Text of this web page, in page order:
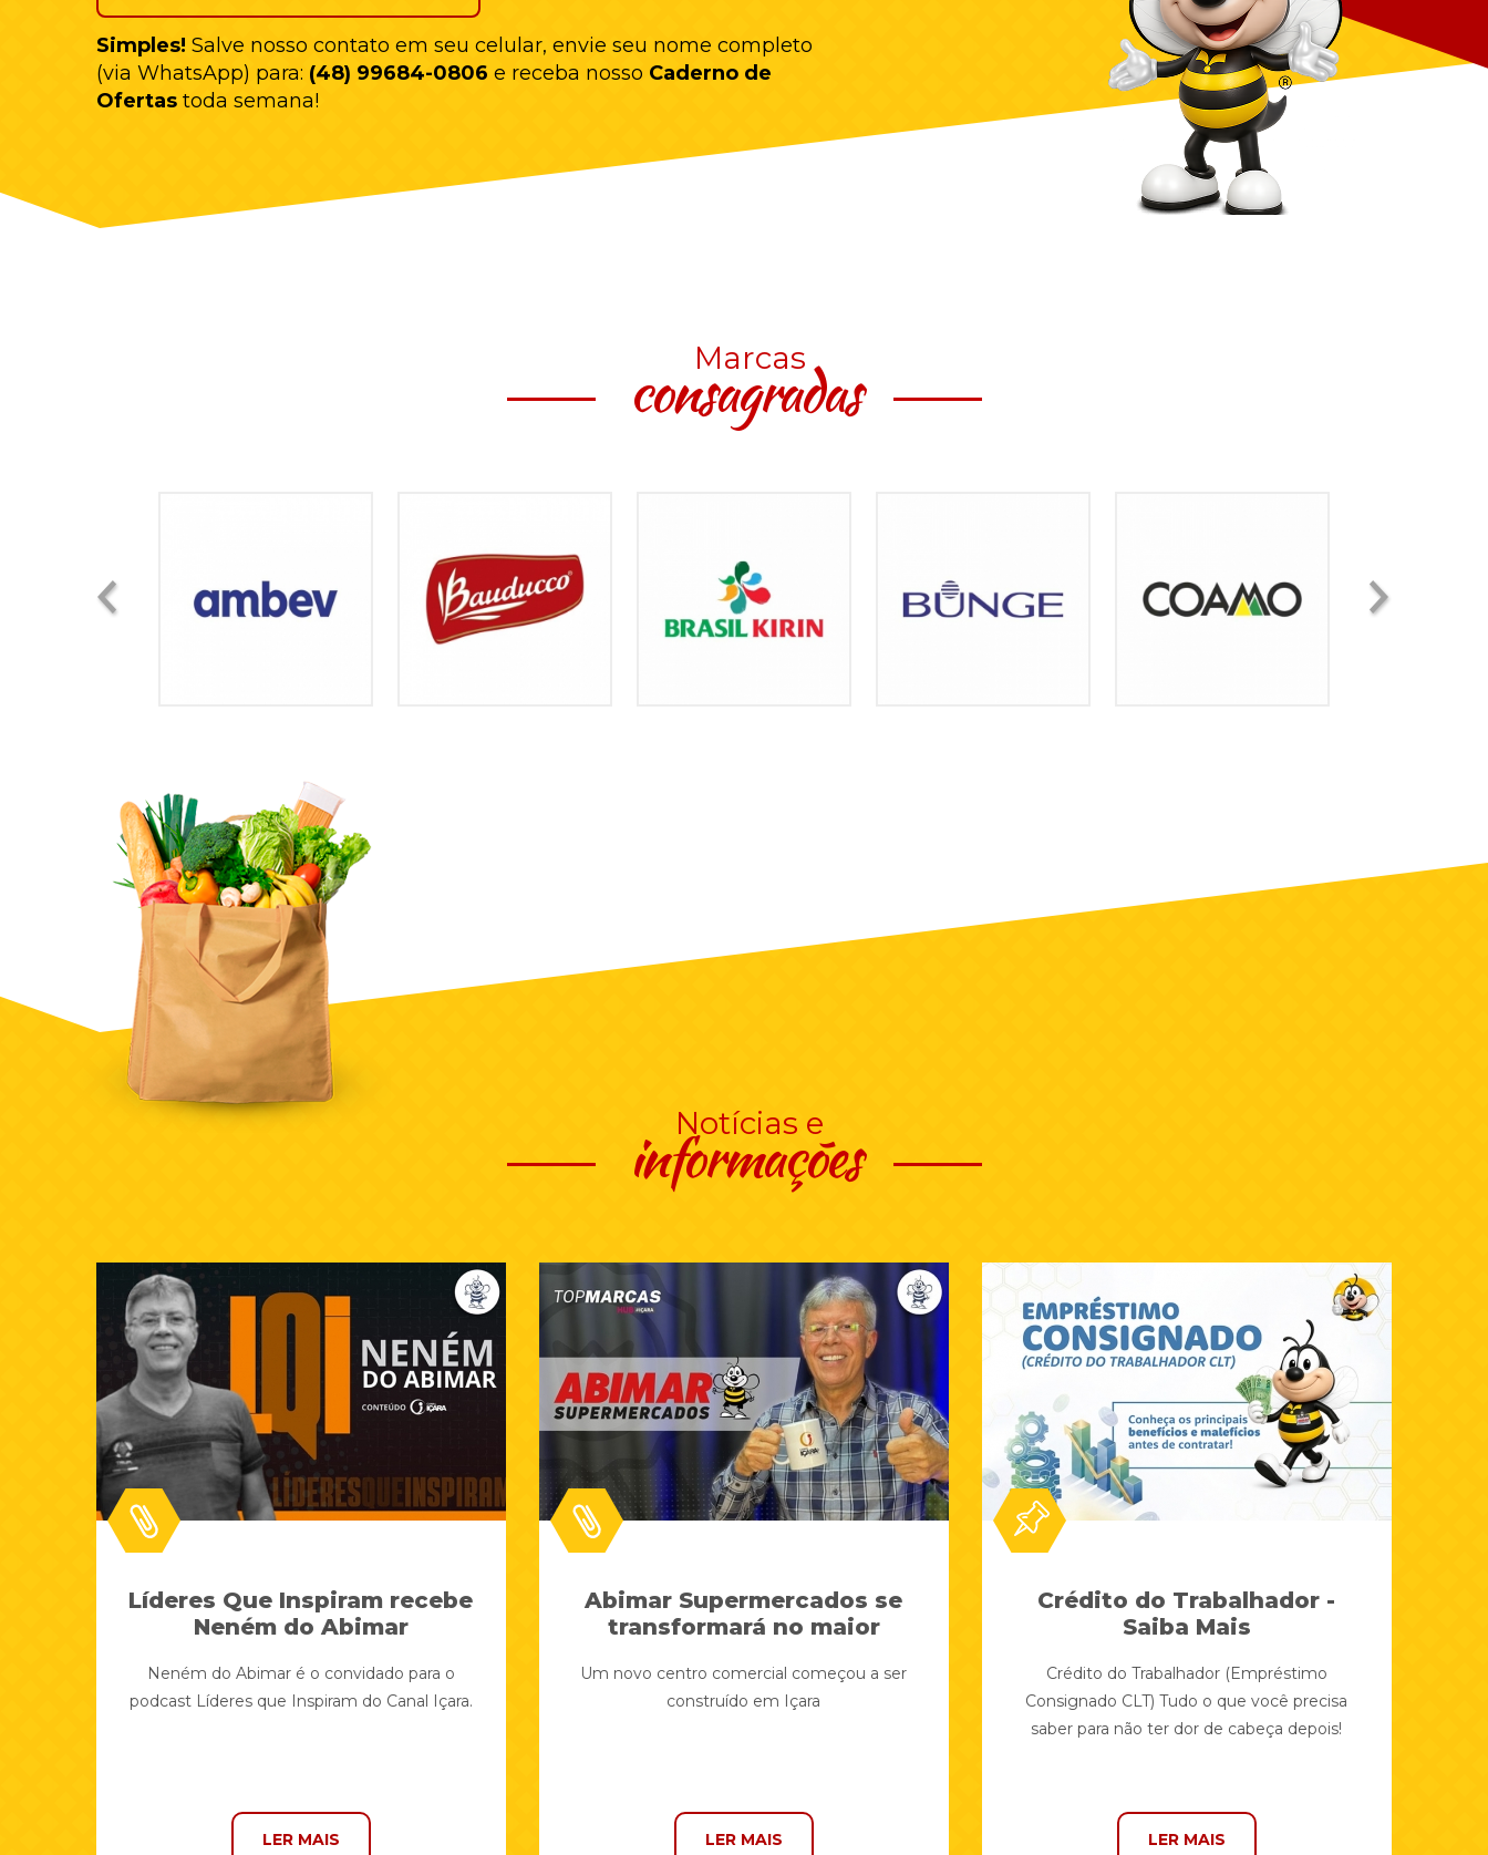
Simples! Salve nosso contato em seu celular, envie seu nome completo
(via WhatsApp) para: (48) 99684-0806 e receba nosso Caderno de
Ofertas toda semana!
Marcas
consagradas
Notícias e
informações
Líderes Que Inspiram recebe
Neném do Abimar
Neném do Abimar é o convidado para o
podcast Líderes que Inspiram do Canal Içara.
LER MAIS
Abimar Supermercados se
transformará no maior
Um novo centro comercial começou a ser
construído em Içara
LER MAIS
Crédito do Trabalhador -
Saiba Mais
Crédito do Trabalhador (Empréstimo
Consignado CLT) Tudo o que você precisa
saber para não ter dor de cabeça depois!
LER MAIS